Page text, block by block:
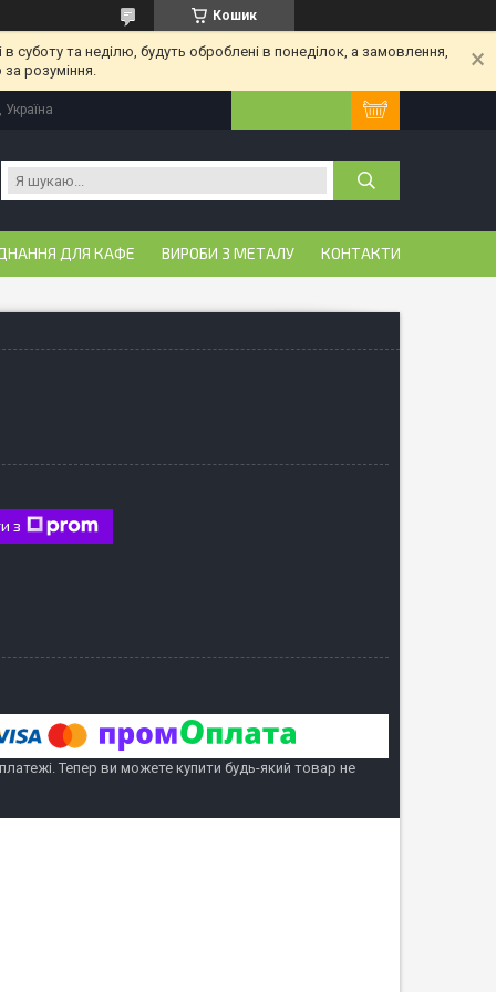
Кошик
та неділю, будуть оброблені в понеділок, а замовлення,
розуміння.
ДЛЯ КАФЕ ВИРОБИ З МЕТАЛУ КОНТАКТИ
з
Тепер ви можете купити будь-який товар не